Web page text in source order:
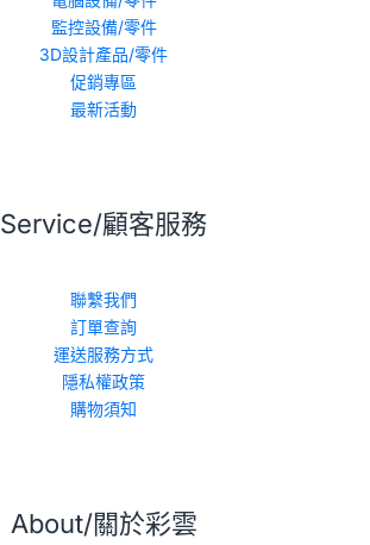
監控設備/零件
3D設計產品/零件
促銷專區
最新活動
Service/顧客服務
聯繫我們
訂單查詢
運送服務方式
隱私權政策
購物須知
About/關於彩雲